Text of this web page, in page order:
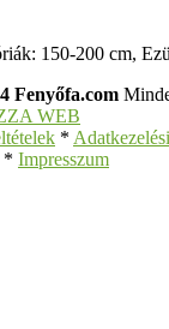
150-200 cm,
Fenyőfa.com
WEB
*
* Impresszum